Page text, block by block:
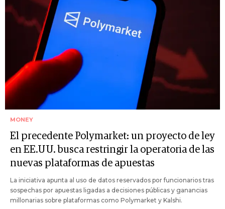
MONEY
El precedente Polymarket: un proyecto de ley
en EE.UU. busca restringir la operatoria de las
nuevas plataformas de apuestas
La iniciativa apunta al uso de datos reservados por funcionarios tras
sospechas por apuestas ligadas a decisiones públicas y ganancias
millonarias sobre plataformas como Polymarket y Kalshi.